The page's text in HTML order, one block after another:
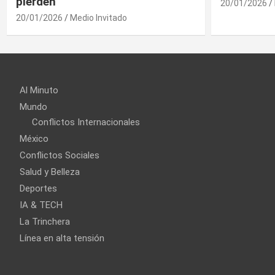
20/01/2026
Al Minuto
Mundo
Conflictos Internacionales
México
Conflictos Sociales
Salud y Belleza
Deportes
IA & TECH
La Trinchera
Línea en alta tensión